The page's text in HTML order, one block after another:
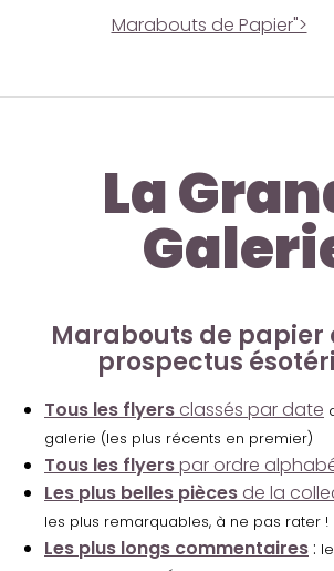
Marabouts de Papier">
La
Marabouts de papier
prospectus
Tous les flyers classés par date
galerie (les plus récents en premier)
Tous les flyerspar ordre
Les plus belles pièces de la
les plus remarquables, à ne pas rater !
Les plus longs commentaires :